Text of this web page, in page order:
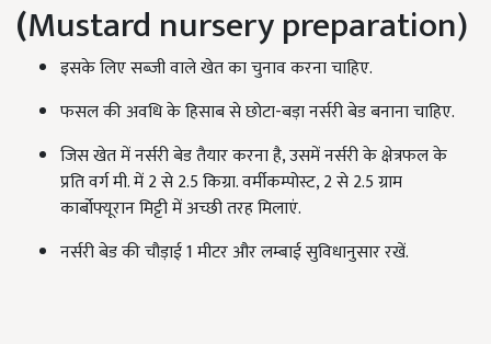
(Mustard nursery preparation)
इसके लिए सब्जी वाले खेत का चुनाव करना चाहिए.
फसल की अवधि के हिसाब से छोटा-बड़ा नर्सरी बेड बनाना चाहिए.
जिस खेत में नर्सरी बेड तैयार करना है, उसमें नर्सरी के क्षेत्रफल के
प्रति वर्ग मी. में 2 से 2.5 किग्रा. वर्मीकम्पोस्ट, 2 से 2.5 ग्राम
कार्बोफ्यूरान मिट्टी में अच्छी तरह मिलाएं.
नर्सरी बेड की चौड़ाई 1 मीटर और लम्बाई सुविधानुसार रखें.